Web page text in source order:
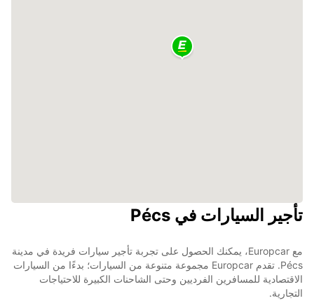
تأجير السيارات في Pécs
مع Europcar، يمكنك الحصول على تجربة تأجير سيارات فريدة في مدينة
Pécs. تقدم Europcar مجموعة متنوعة من السيارات؛ بدءًا من السيارات
الاقتصادية للمسافرين الفرديين وحتى الشاحنات الكبيرة للاحتياجات
التجارية.